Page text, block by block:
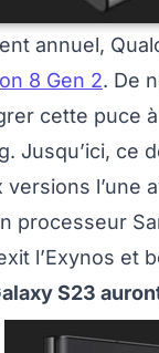
annuel,
8 Gen 2. De
cette puce
Jusqu’ici, ce
versions l’une
processeur
l’Exynos et
S23